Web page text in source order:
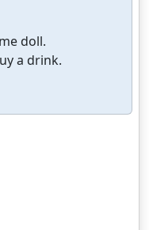
doll.
a drink.